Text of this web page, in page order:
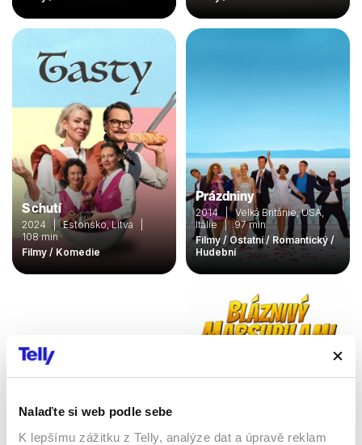
Nalaďte si web podle sebe
K lepšímu zážitku z Telly, analýze dat a úpravě reklam
S chutí
2024 | Estonsko, Litva |
108 min
Filmy / Komedie
Prázdniny
2014 | Velká Británie, USA,
Itálie | 97 min
Filmy / Ostatní / Romantický /
Hudební